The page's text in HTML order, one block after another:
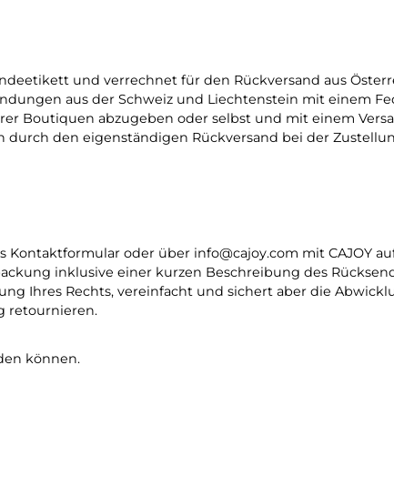
und verrechnet für den Rückversand aus
aus der Schweiz und Liechtenstein mit einem
Boutiquen abzugeben oder selbst und mit einem
den eigenständigen Rückversand bei der
oder über info@cajoy.com mit CAJOY
inklusive einer kurzen Beschreibung des
Ihres Rechts, vereinfacht und sichert aber die
retournieren.
können.